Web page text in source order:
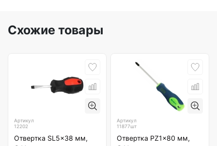
Схожие товары
Артикул
12202
Отвертка SL5x38 мм,
Артикул
11877шт
Отвертка PZ1x80 мм,